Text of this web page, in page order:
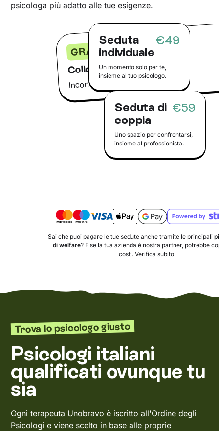
Colloquio conoscitivo
GRATIS
Incontra il tuo psicologo online
psicologa più adatto alle tue esigenze.
Seduta
individuale
€49
Un momento solo per te,
insieme al tuo psicologo.
Seduta di
coppia
€59
Uno spazio per confrontarsi,
insieme al professionista.
Sai che puoi pagare le tue sedute anche tramite le principali
di welfare? E se la tua azienda è nostra partner, potrebbe
costi. Verifica subito!
Trova lo psicologo giusto
Psicologi italiani
qualificati ovunque tu
sia
Ogni terapeuta Unobravo è iscritto all'Ordine degli
Psicologi e viene scelto in base alle proprie